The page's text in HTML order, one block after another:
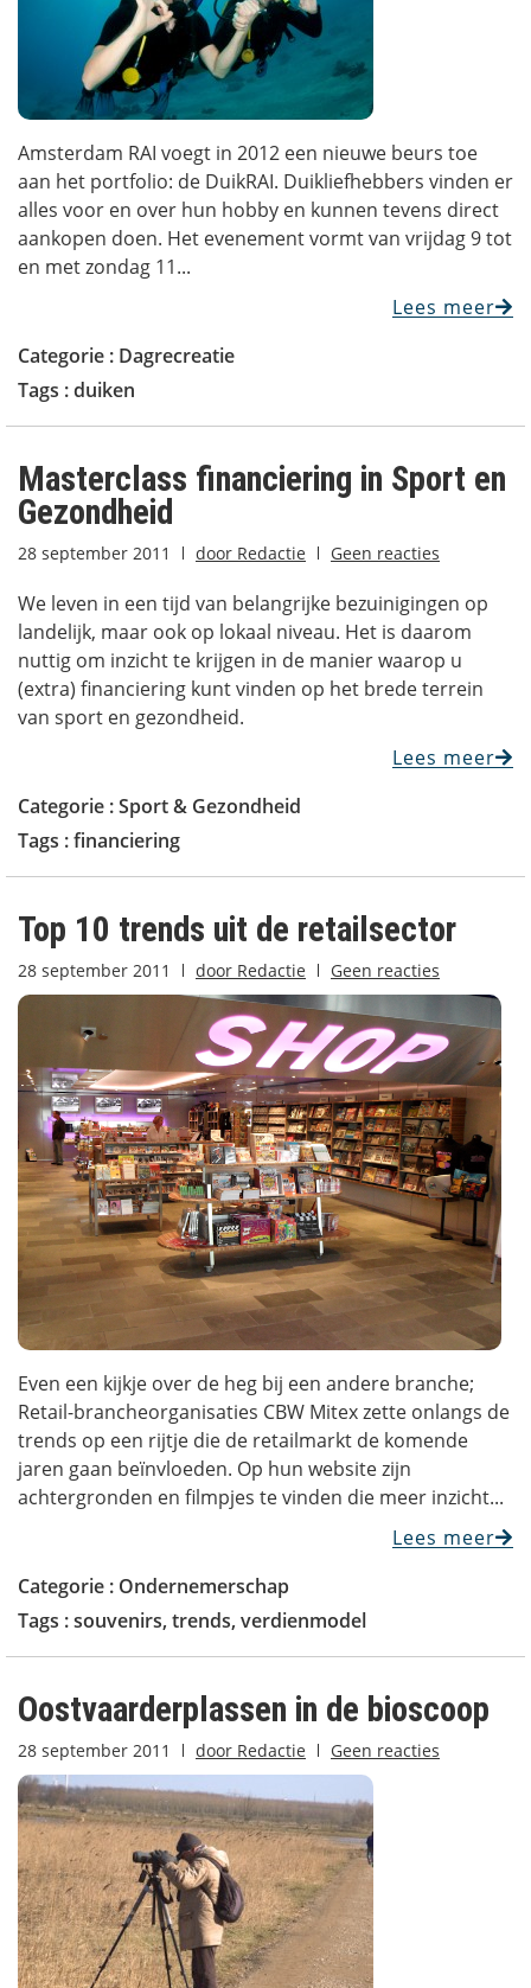
Amsterdam RAI voegt in 2012 een nieuwe beurs toe
aan het portfolio: de DuikRAI. Duikliefhebbers vinden er
alles voor en over hun hobby en kunnen tevens direct
aankopen doen. Het evenement vormt van vrijdag 9 tot
en met zondag 11...
Lees meer
Categorie : Dagrecreatie
Tags :duiken
Masterclass financiering in Sport en
Gezondheid
28 september 2011 door Redactie Geen reacties
We leven in een tijd van belangrijke bezuinigingen op
landelijk, maar ook op lokaal niveau. Het is daarom
nuttig om inzicht te krijgen in de manier waarop u
(extra) financiering kunt vinden op het brede terrein
van sport en gezondheid.
Lees meer
Categorie :Sport & Gezondheid
Tags :financiering
Top 10 trends uit de retailsector
28 september 2011 door Redactie Geen reacties
Even een kijkje over de heg bij een andere branche;
Retail-brancheorganisaties CBW Mitex zette onlangs de
trends op een rijtje die de retailmarkt de komende
jaren gaan beïnvloeden. Op hun website zijn
achtergronden en filmpjes te vinden die meer inzicht...
Lees meer
Categorie : Ondernemerschap
Tags :souvenirs, trends, verdienmodel
Oostvaarderplassen in de bioscoop
28 september 2011 door Redactie Geen reacties